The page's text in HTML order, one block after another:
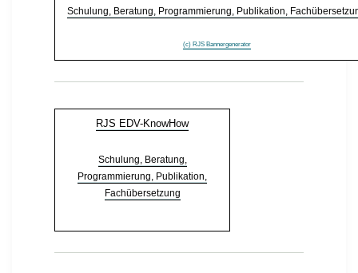
Schulung, Beratung, Programmierung, Publikation,
(c) RJS Bannergenerator
RJS EDV-KnowHow
Schulung, Beratung,
Programmierung, Publikation,
Fachübersetzung